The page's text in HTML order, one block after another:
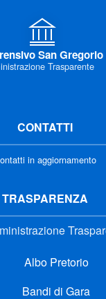
San Gregorio
Trasparente
CONTATTI
in aggiornamento
TRASPARENZA
Albo Pretorio
Bandi di Gara